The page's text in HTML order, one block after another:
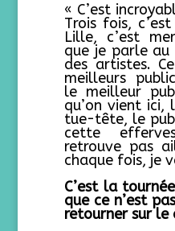
« C’est
Trois fois,
Lille, c’est
que je parle
des artistes.
meilleurs
le meilleur
qu’on vient ici,
tue-tête, le
cette
retrouve pas
chaque fois, je
C’est la
que ce n’est
retourner sur le